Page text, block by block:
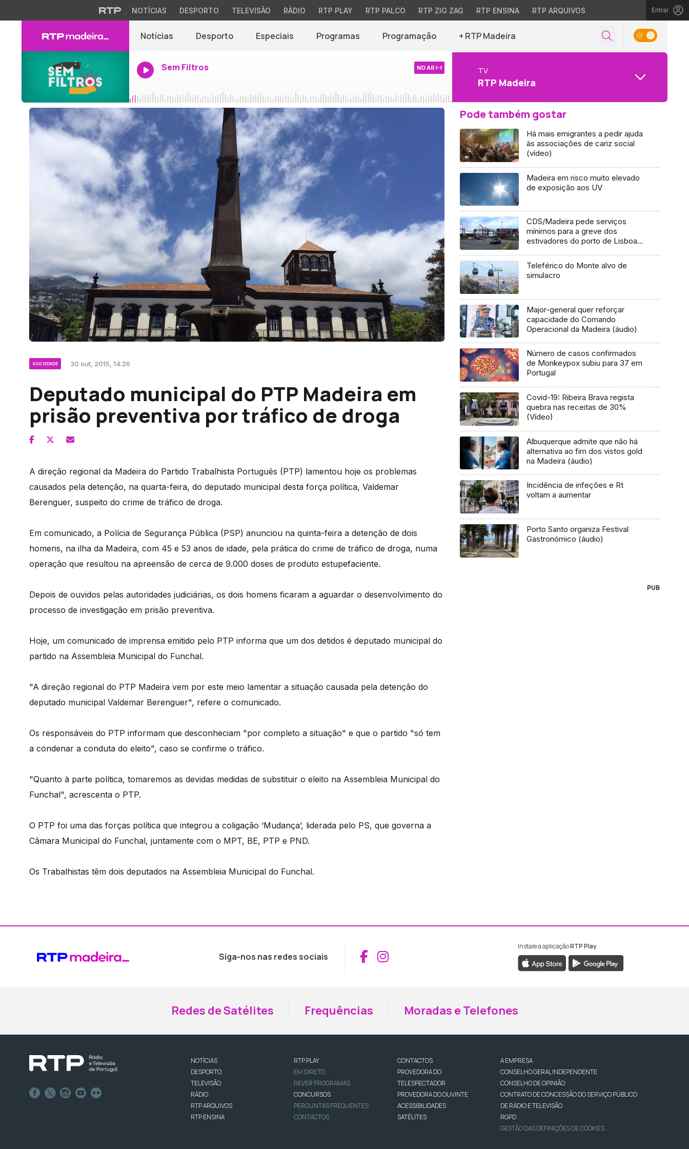
NOTÍCIAS DESPORTO TELEVISÃO RÁDIO RTP PLAY RTP PALCO RTP ZIG ZAG RTP ENSINA RTP ARQUIVOS Entrar
Notícias Desporto Especiais Programas Programação + RTP Madeira
Sem Filtros NO AR TV
RTP Madeira
SOCIEDADE 30 out, 2015, 14:26
Deputado municipal do PTP Madeira em
prisão preventiva por tráfico de droga
A direção regional da Madeira do Partido Trabalhista Português (PTP) lamentou hoje os problemas
causados pela detenção, na quarta-feira, do deputado municipal desta força política, Valdemar
Berenguer, suspeito do crime de tráfico de droga.
Em comunicado, a Polícia de Segurança Pública (PSP) anunciou na quinta-feira a detenção de dois
homens, na ilha da Madeira, com 45 e 53 anos de idade, pela prática do crime de tráfico de droga, numa
operação que resultou na apreensão de cerca de 9.000 doses de produto estupefaciente.
Depois de ouvidos pelas autoridades judiciárias, os dois homens ficaram a aguardar o desenvolvimento do
processo de investigação em prisão preventiva.
Hoje, um comunicado de imprensa emitido pelo PTP informa que um dos detidos é deputado municipal do
partido na Assembleia Municipal do Funchal.
"A direção regional do PTP Madeira vem por este meio lamentar a situação causada pela detenção do
deputado municipal Valdemar Berenguer", refere o comunicado.
Os responsáveis do PTP informam que desconheciam "por completo a situação" e que o partido "só tem
a condenar a conduta do eleito", caso se confirme o tráfico.
"Quanto à parte política, tomaremos as devidas medidas de substituir o eleito na Assembleia Municipal do
Funchal", acrescenta o PTP.
O PTP foi uma das forças política que integrou a coligação ‘Mudança’, liderada pelo PS, que governa a
Câmara Municipal do Funchal, juntamente com o MPT, BE, PTP e PND.
Os Trabalhistas têm dois deputados na Assembleia Municipal do Funchal.
Pode também gostar
Há mais emigrantes a pedir ajuda
às associações de cariz social
(vídeo)
Madeira em risco muito elevado
de exposição aos UV
CDS/Madeira pede serviços
mínimos para a greve dos
estivadores do porto de Lisboa
Teleférico do Monte alvo de
simulacro
Major-general quer reforçar
capacidade do Comando
Operacional da Madeira (áudio)
Número de casos confirmados
de Monkeypox subiu para 37 em
Portugal
Covid-19: Ribeira Brava regista
quebra nas receitas de 30%
(Vídeo)
Albuquerque admite que não há
alternativa ao fim dos vistos gold
na Madeira (áudio)
Incidência de infeções e Rt
voltam a aumentar
Porto Santo organiza Festival
Gastronómico (áudio)
PUB
Siga-nos nas redes sociais Aceder ao Facebook da RTP Madeira
Aceder ao Instagram da RTP Madeira
Instale a aplicaçãoRTP Play
Redes de Satélites Frequências Moradas e Telefones
NOTÍCIAS
DESPORTO
TELEVISÃO
RÁDIO
RTP ARQUIVOS
RTP ENSINA
RTP PLAY
EM DIRETO
REVER PROGRAMAS
CONCURSOS
PERGUNTAS FREQUENTES
CONTACTOS
CONTACTOS
PROVEDORA DO
TELESPECTADOR
PROVEDORA DO OUVINTE
ACESSIBILIDADES
SATÉLITES
A EMPRESA
CONSELHO GERAL INDEPENDENTE
CONSELHO DE OPINIÃO
CONTRATO DE CONCESSÃO DO SERVIÇO PÚBLICO
DE RÁDIO E TELEVISÃO
RGPD
GESTÃO DAS DEFINIÇÕES DE COOKIES